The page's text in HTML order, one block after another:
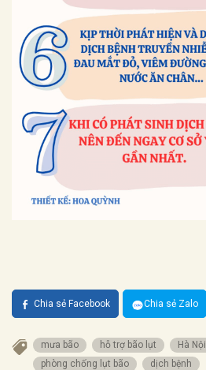
Chia sẻ Facebook Chia sẻ Zalo
mưa bão hỗ trợ bão lụt Hà Nội
phòng chống lụt bão
dịch bệnh